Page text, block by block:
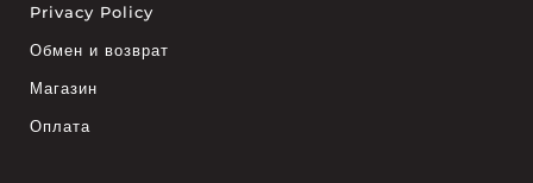
Privacy Policy
Обмен и возврат
Магазин
Оплата